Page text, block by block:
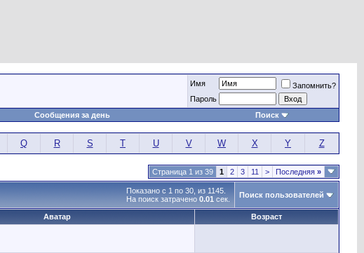
Имя
Запомнить?
Пароль
Сообщения за день Поиск
Q R S T U V W X Y Z
Страница 1 из 39 1 2 3 11 > Последняя »
Показано с 1 по 30, из 1145.
На поиск затрачено 0.01 сек. Поиск пользователей
Аватар Возраст